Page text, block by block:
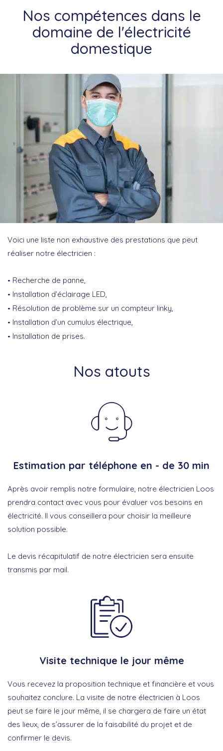
Nos compétences dans le
domaine de l'électricité
domestique
Voici une liste non exhaustive des prestations que peut
réaliser notre électricien :
Recherche de panne,
Installation d’éclairage LED,
Résolution de problème sur un compteur linky,
Installation d’un cumulus électrique,
Installation de prises.
Nos atouts
Estimation par téléphone en - de 30 min
Après avoir remplis notre formulaire, notre électricien Loos
prendra contact avec vous pour évaluer vos besoins en
électricité. Il vous conseillera pour choisir la meilleure
solution possible.
Le devis récapitulatif de notre électricien sera ensuite
transmis par mail.
Visite technique le jour même
Vous recevez la proposition technique et financière et vous
souhaitez conclure. La visite de notre électricien à Loos
peut se faire le jour même, il se chargera de faire un état
des lieux, de s’assurer de la faisabilité du projet et de
confirmer le devis.